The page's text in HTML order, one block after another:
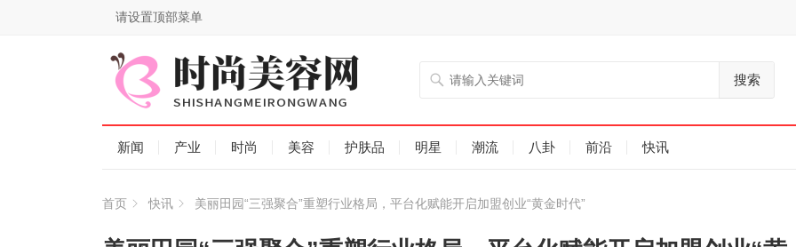
请设置顶部菜单
搜索
新闻 产业 时尚 美容 护肤品 明星 潮流 八卦 前沿 快讯
首页 快讯 美丽田园“三强聚合”重塑行业格局，平台化赋能开启加盟创业“黄金时代”